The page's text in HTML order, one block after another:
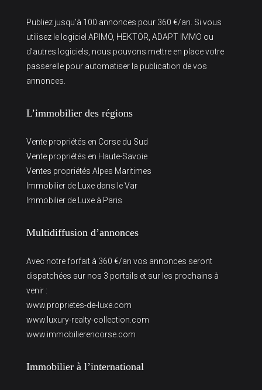
Publiez jusqu’à 100 annonces pour 360 €/an. Si vous
utilisez le logiciel APIMO, HEKTOR, ADAPT IMMO ou
d’autres logiciels, nous pouvons mettre en place votre
passerelle pour automatiser la publication de vos
annonces.
L’immobilier des régions
Vente propriétés en Corse du Sud
Vente propriétés en Haute-Savoie
Ventes propriétés Alpes Maritimes
Immobilier de Luxe dans le Var
Immobilier de Luxe à Paris
Multidiffusion d’annonces
Avec notre forfait à 360 €/an vos annonces seront
dispatchées sur nos 3 portails et sur les prochains à
venir :
www.proprietes-de-luxe.com
www.luxury-realty-collection.com
www.immobilierencorse.com
Immobilier à l’international